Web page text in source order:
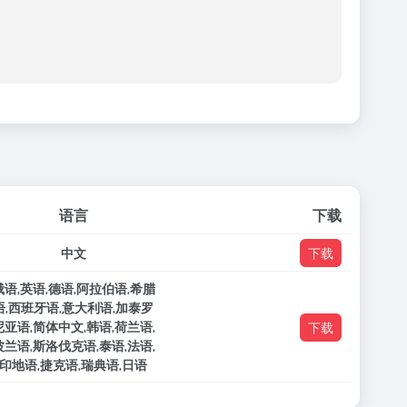
语言 下载
中文 下载
语,英语,德语,阿拉伯语,希腊
,西班牙语,意大利语,加泰罗
亚语,简体中文,韩语,荷兰语,
兰语,斯洛伐克语,泰语,法语,
印地语,捷克语,瑞典语,日语
下载